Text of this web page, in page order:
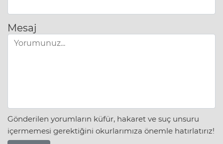
Mesaj
Gönderilen yorumların küfür, hakaret ve suç unsuru
içermemesi gerektiğini okurlarımıza önemle hatırlatırız!